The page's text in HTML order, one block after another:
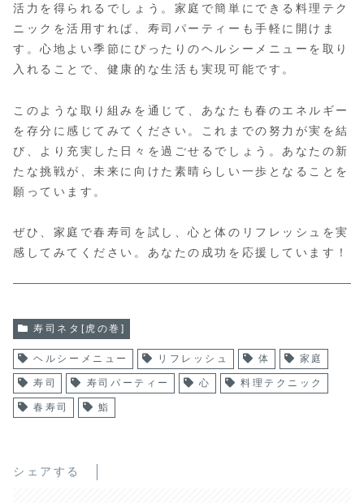
活力を得られるでしょう。家庭で簡単にできる料理テク
ニックを活用すれば、寿司パーティーも手軽に開けま
す。心地よい季節にぴったりのヘルシーメニューを取り
入れることで、健康的な生活も実現可能です。
このような取り組みを通じて、あなたも春のエネルギー
を存分に感じてみてください。これまでの努力が実を結
び、より充実した日々を過ごせるでしょう。あなたの新
たな挑戦が、未来に向けた素晴らしい一歩となることを
願っています。
ぜひ、家庭で春寿司を試し、心と体のリフレッシュを実
感してみてください。あなたの成功を応援しています！
寿司ネタ[虎の巻]
ヘルシーメニュー リフレッシュ 体 家庭
寿司 寿司パーティー 心 料理テクニック
春寿司 鮨
シェアする